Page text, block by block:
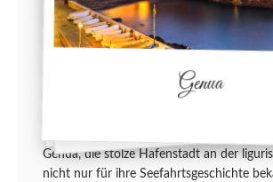
Genua, die stolze Hafenstadt an der
nicht nur für ihre Seefahrtsgeschichte
Genua